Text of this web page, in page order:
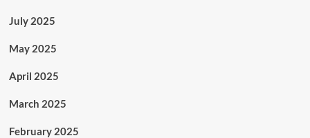
July 2025
May 2025
April 2025
March 2025
February 2025